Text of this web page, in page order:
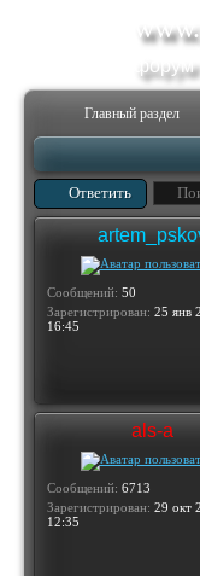
форум
Главный раздел
Ответить
Сообщений: 50
Зарегистрирован: 25 янв
16:45
als-a
Сообщений: 6713
Зарегистрирован: 29 окт
12:35